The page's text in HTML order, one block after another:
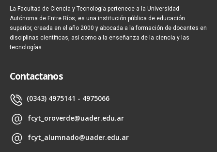
La Facultad de Ciencia y Tecnología pertenece a la Universidad
Autónoma de Entre Ríos, es una institución pública de educación
superior, creada en el año 2000 y abocada a la formación de docentes en
disciplinas científicas, así como a la enseñanza de la ciencia y las
tecnologías.
Contactanos
(0343) 4975141 - 4975066
fcyt_oroverde@uader.edu.ar
fcyt_alumnado@uader.edu.ar